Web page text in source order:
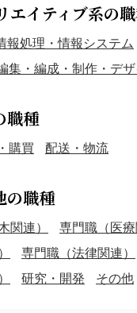
エイティブ系の
報処理・情報システム
集・編成・制作・デ
職種
購買 配送・物流
の職種
関連）
専門職（医療
専門職（法律関連）
研究・開発 その他